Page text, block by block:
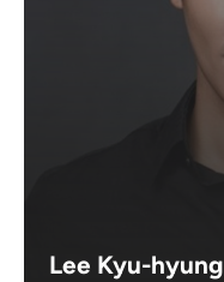
Lee Kyu-hyung